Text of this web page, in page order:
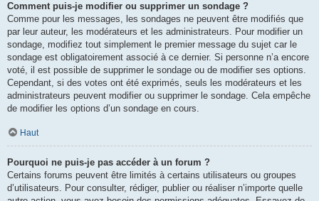
Comment puis-je modifier ou supprimer un sondage ?
Comme pour les messages, les sondages ne peuvent être modifiés que
par leur auteur, les modérateurs et les administrateurs. Pour modifier un
sondage, modifiez tout simplement le premier message du sujet car le
sondage est obligatoirement associé à ce dernier. Si personne n’a encore
voté, il est possible de supprimer le sondage ou de modifier ses options.
Cependant, si des votes ont été exprimés, seuls les modérateurs et les
administrateurs peuvent modifier ou supprimer le sondage. Cela empêche
de modifier les options d’un sondage en cours.
Haut
Pourquoi ne puis-je pas accéder à un forum ?
Certains forums peuvent être limités à certains utilisateurs ou groupes
d’utilisateurs. Pour consulter, rédiger, publier ou réaliser n’importe quelle